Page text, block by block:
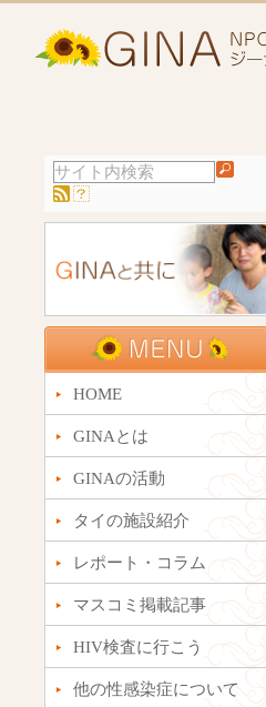
HOME
GINAとは
GINAの活動
タイの施設紹介
レポート・コラム
マスコミ掲載記事
HIV検査に行こう
他の性感染症について